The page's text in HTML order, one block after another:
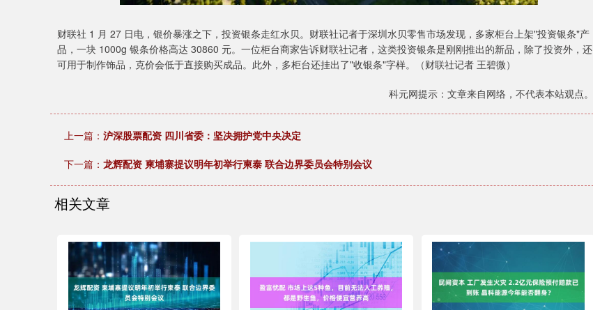
财联社 1 月 27 日电，银价暴涨之下，投资银条走红水贝。财联社记者于深圳水贝零售市场发现，多家柜台上架"投资银条"产
品，一块 1000g 银条价格高达 30860 元。一位柜台商家告诉财联社记者，这类投资银条是刚刚推出的新品，除了投资外，还
可用于制作饰品，克价会低于直接购买成品。此外，多柜台还挂出了"收银条"字样。（财联社记者 王碧微）
科元网提示：文章来自网络，不代表本站观点。
上一篇： 沪深股票配资 四川省委：坚决拥护党中央决定
下一篇： 龙辉配资 柬埔寨提议明年初举行柬泰 联合边界委员会特别会议
相关文章